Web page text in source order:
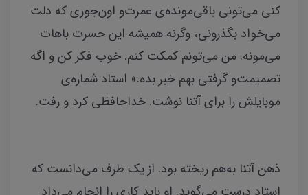
کنی می‌تونی باقی‌مونده‌ی عمرت‌و اون‌جوری که دلت
می‌خواد بگذرونی، وگرنه همیشه این حسرت باهات
می‌مونه. من می‌تونم کمکت کنم. خوب فکر کن و اگه
تصمیمت‌و گرفتی بهم خبر بده.» استاد شماره‌ی
موبایلش را برای آتنا نوشت. خداحافظی کرد و رفت.
ذهن آتنا به‌هم ریخته بود. از یک طرف می‌دانست که